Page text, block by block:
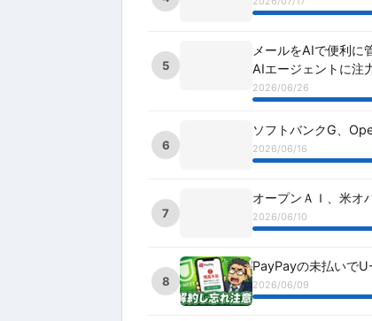
5
メールをAIで便利
AIエージェントに注
2026/06/26
6
ソフトバンクG、
2026/06/16
7
オープンＡＩ、米オ
2026/06/10
8
PayPayの未払いで
2026/06/09